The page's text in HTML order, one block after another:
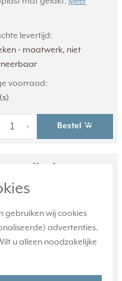
gebruiken wij cookies
advertenties.
u alleen noodzakelijke
levertijd:
- maatwerk, niet
voorraad:
+ Bestel
Les
982 203)
voudig afdekraam, Les
Kleur: gris 31.
Afmetingen: 152,0 x 81,0 x
mat gelakt.